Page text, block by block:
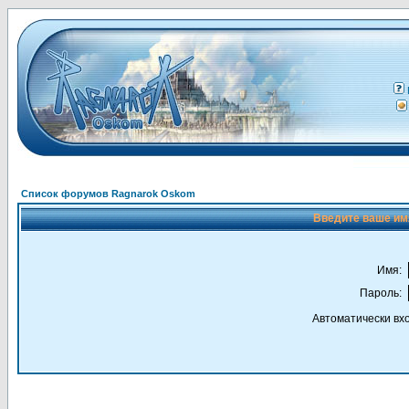
Список форумов Ragnarok Oskom
Введите ваше
Имя:
Пароль:
Автоматически